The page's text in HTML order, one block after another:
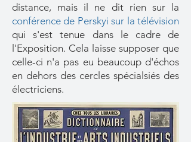
distance, mais il ne dit rien sur la
conférence de Perskyi sur la télévision
qui s'est tenue dans le cadre de
l'Exposition. Cela laisse supposer que
celle-ci n'a pas eu beaucoup d'échos
en dehors des cercles spécialsiés des
électriciens.